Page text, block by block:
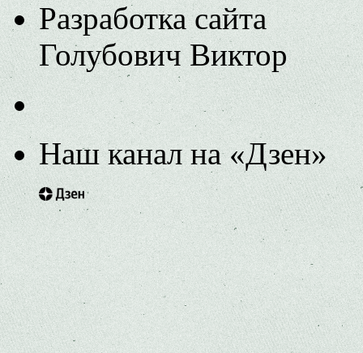
Разработка сайта
Голубович Виктор
Наш канал на «Дзен»